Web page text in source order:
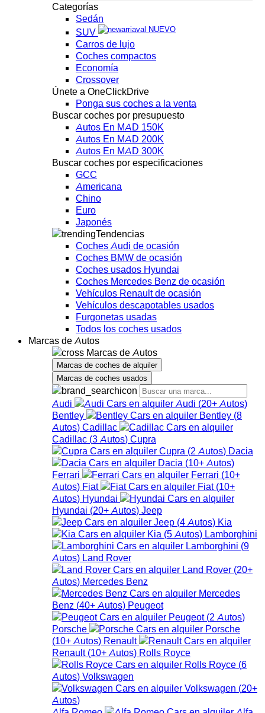
Categorías
Sedán
SUV
NUEVO
Carros de lujo
Coches compactos
Economía
Crossover
Únete a OneClickDrive
Ponga sus coches a la venta
Buscar coches por presupuesto
Autos En MAD 150K
Autos En MAD 200K
Autos En MAD 300K
Buscar coches por especificaciones
GCC
Americana
Chino
Euro
Japonés
Tendencias
Coches Audi de ocasión
Coches BMW de ocasión
Coches usados Hyundai
Coches Mercedes Benz de ocasión
Vehículos Renault de ocasión
Vehículos descapotables usados
Furgonetas usadas
Todos los coches usados
Marcas de Autos
Marcas de Autos
Marcas de coches de alquiler
Marcas de coches usados
Audi Audi (20+Autos)
Bentley
Bentley (8
Autos) Cadillac
Cadillac (3Autos) Cupra
Cupra (2Autos) Dacia
Dacia (10+Autos)
Ferrari
Ferrari (10+
Autos) Fiat Fiat (10+
Autos) Hyundai
Hyundai (20+Autos) Jeep
Jeep (4Autos) Kia
Kia (5Autos) Lamborghini
Lamborghini (9
Autos) Land Rover
Land Rover (20+
Autos) Mercedes Benz
Mercedes
Benz (40+Autos) Peugeot
Peugeot (2Autos)
Porsche
Porsche
(10+Autos) Renault
Renault (10+Autos) Rolls Royce
Rolls Royce (6
Autos) Volkswagen
Volkswagen (20+
Autos)